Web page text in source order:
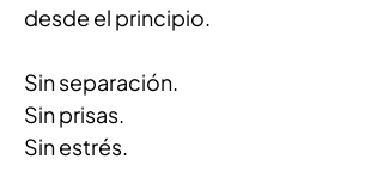
desde el principio.
Sin separación.
Sin prisas.
Sin estrés.